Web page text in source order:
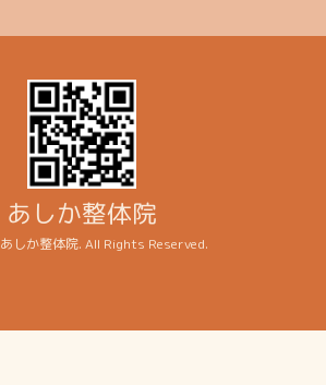
あしか整体院
あしか整体院. All Rights Reserved.